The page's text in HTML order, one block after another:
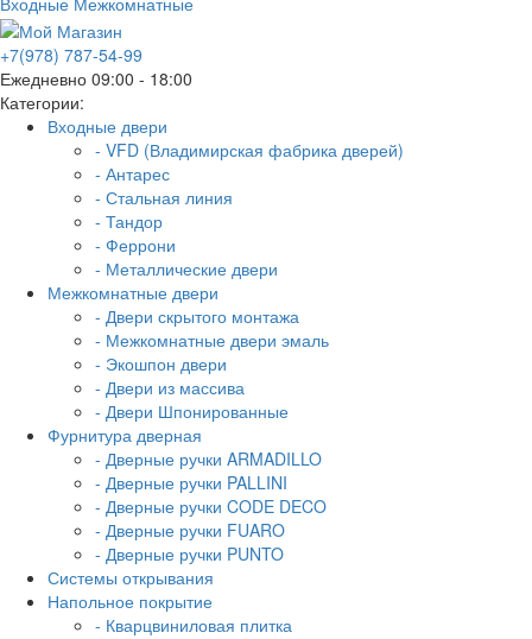
+7(978) 787-54-99
Ежедневно 09:00 - 18:00
Категории:
Входные двери
- VFD (Владимирская фабрика дверей)
- Антарес
- Стальная линия
- Тандор
- Феррони
- Металлические двери
Межкомнатные двери
- Двери скрытого монтажа
- Межкомнатные двери эмаль
- Экошпон двери
- Двери из массива
- Двери Шпонированные
Фурнитура дверная
- Дверные ручки ARMADILLO
- Дверные ручки PALLINI
- Дверные ручки CODE DECO
- Дверные ручки FUARO
- Дверные ручки PUNTO
Системы открывания
Напольное покрытие
- Кварцвиниловая плитка